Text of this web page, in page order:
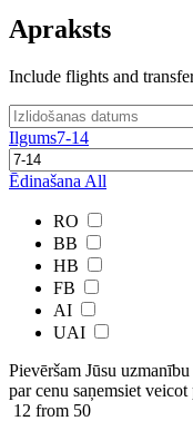
Apraksts
Include flights and
Ilgums7-14
Ēdinašana All
RO
BB
HB
FB
AI
UAI
Pievēršam Jūsu
par cenu saņemsiet
12 from 50